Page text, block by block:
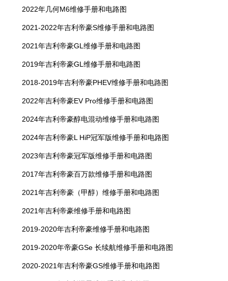
2022年几何M6维修手册和电路图
2021-2022年吉利帝豪S维修手册和电路图
2021年吉利帝豪GL维修手册和电路图
2019年吉利帝豪GL维修手册和电路图
2018-2019年吉利帝豪PHEV维修手册和电路图
2022年吉利帝豪EV Pro维修手册和电路图
2024年吉利帝豪醇电混动维修手册和电路图
2024年吉利帝豪L HiP冠军版维修手册和电路图
2023年吉利帝豪冠军版维修手册和电路图
2017年吉利帝豪百万款维修手册和电路图
2021年吉利帝豪（甲醇）维修手册和电路图
2021年吉利帝豪维修手册和电路图
2019-2020年吉利帝豪维修手册和电路图
2019-2020年帝豪GSe 长续航维修手册和电路图
2020-2021年吉利帝豪GS维修手册和电路图